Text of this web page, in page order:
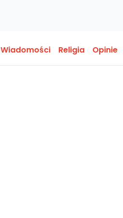
Wiadomości Religia Opinie